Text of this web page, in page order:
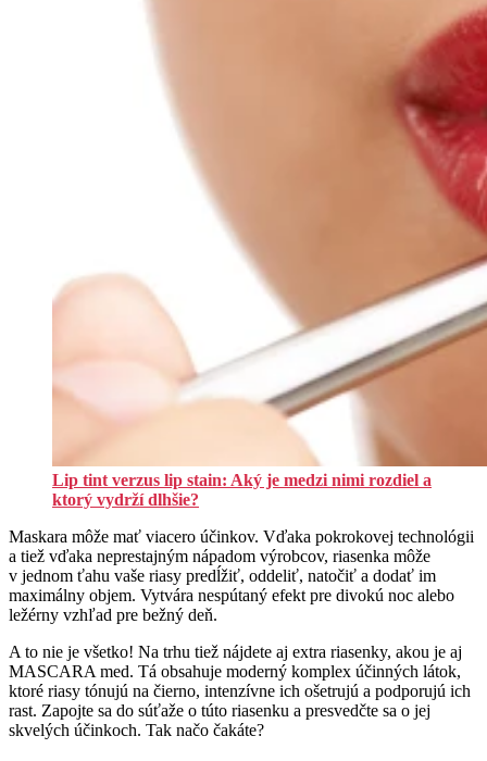
Lip tint verzus lip stain: Aký je medzi nimi rozdiel a
ktorý vydrží dlhšie?
Maskara môže mať viacero účinkov. Vďaka pokrokovej technológii
a tiež vďaka neprestajným nápadom výrobcov, riasenka môže
v jednom ťahu vaše riasy predĺžiť, oddeliť, natočiť a dodať im
maximálny objem. Vytvára nespútaný efekt pre divokú noc alebo
ležérny vzhľad pre bežný deň.
A to nie je všetko! Na trhu tiež nájdete aj extra riasenky, akou je aj
MASCARA med. Tá obsahuje moderný komplex účinných látok,
ktoré riasy tónujú na čierno, intenzívne ich ošetrujú a podporujú ich
rast. Zapojte sa do súťaže o túto riasenku a presvedčte sa o jej
skvelých účinkoch. Tak načo čakáte?